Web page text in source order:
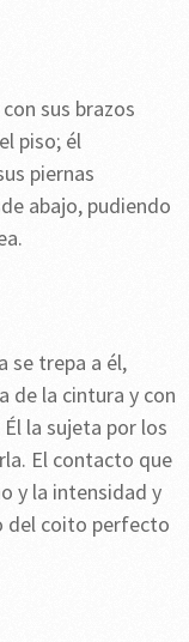
sus brazos
piso; él
piernas
abajo, pudiendo
se trepa a él,
de la cintura y con
la sujeta por los
El contacto que
y la intensidad y
del coito perfecto